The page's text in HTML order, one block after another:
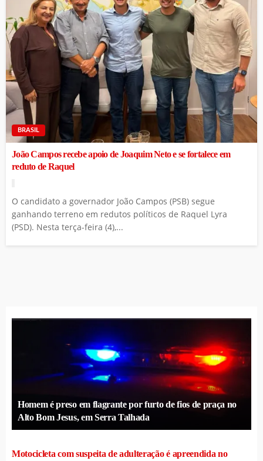
BRASIL
João Campos recebe apoio de Joaquim Neto e se fortalece em
reduto de Raquel
O candidato a governador João Campos (PSB) segue
ganhando terreno em redutos políticos de Raquel Lyra
(PSD). Nesta terça-feira (4),...
Homem é preso em flagrante por furto de fios de praça no
Alto Bom Jesus, em Serra Talhada
Motocicleta com suspeita de adulteração é apreendida no